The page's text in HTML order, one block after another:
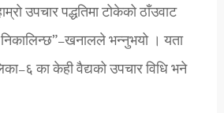
उपचार पद्धतिमा टोकेको ठाँउवाट
भन्नुभयो । यता
का केही वैद्यको उपचार विधि भने